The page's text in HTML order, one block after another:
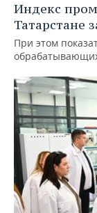
Индекс
Татарстане
При этом